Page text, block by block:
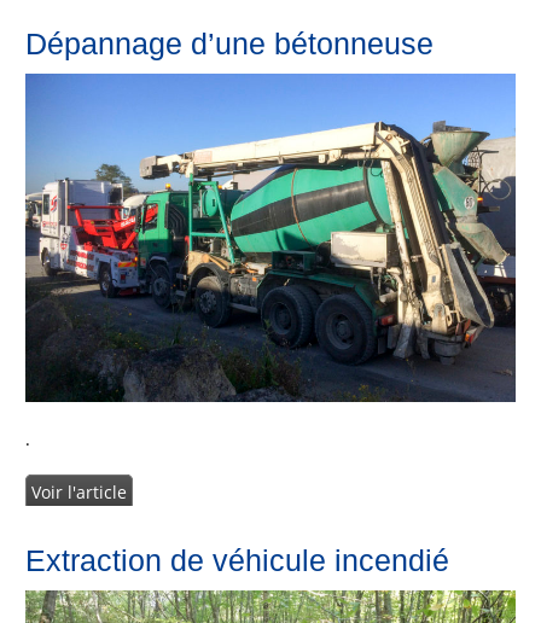
Dépannage d’une bétonneuse
.
Voir l'article
Extraction de véhicule incendié